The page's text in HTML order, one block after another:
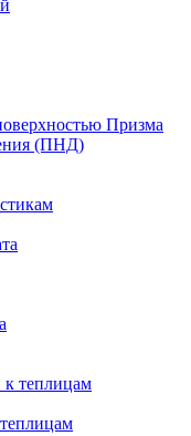
Призма
(ПНД)
к теплицам